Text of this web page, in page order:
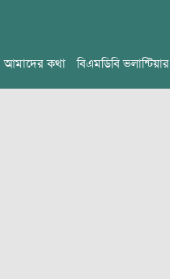
আমাদের কথা বিএমডিবি ভলান্টিয়ার